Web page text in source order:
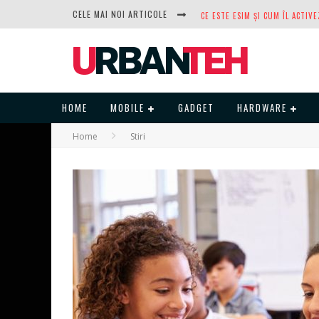
CELE MAI NOI ARTICOLE
DUPĂ ANI DE REFUZURI,
HOME MOBILE GADGET HARDWARE
Home Stiri